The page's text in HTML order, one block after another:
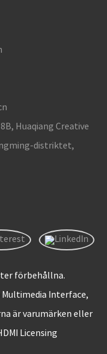
Huaqiang Creative
distriktet,
förbehållna.
Interface,
är varumärken eller
Licensing